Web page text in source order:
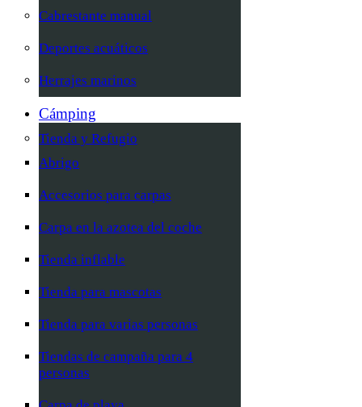
Cabrestante manual
Deportes acuáticos
Herrajes marinos
Cámping
Tienda y Refugio
Abrigo
Accesorios para carpas
Carpa en la azotea del coche
Tienda inflable
Tienda para mascotas
Tienda para varias personas
Tiendas de campaña para 4
personas